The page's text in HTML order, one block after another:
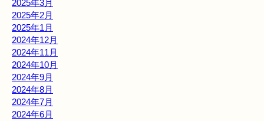
2025年3月
2025年2月
2025年1月
2024年12月
2024年11月
2024年10月
2024年9月
2024年8月
2024年7月
2024年6月